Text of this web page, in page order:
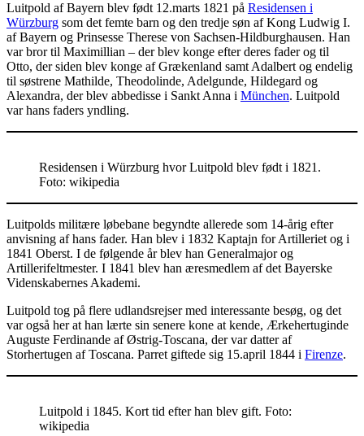
Luitpold af Bayern blev født 12.marts 1821 på Residensen i
Würzburg som det femte barn og den tredje søn af Kong Ludwig I.
af Bayern og Prinsesse Therese von Sachsen-Hildburghausen. Han
var bror til Maximillian – der blev konge efter deres fader og til
Otto, der siden blev konge af Grækenland samt Adalbert og endelig
til søstrene Mathilde, Theodolinde, Adelgunde, Hildegard og
Alexandra, der blev abbedisse i Sankt Anna i München. Luitpold
var hans faders yndling.
Residensen i Würzburg hvor Luitpold blev født i 1821.
Foto: wikipedia
Luitpolds militære løbebane begyndte allerede som 14-årig efter
anvisning af hans fader. Han blev i 1832 Kaptajn for Artilleriet og i
1841 Oberst. I de følgende år blev han Generalmajor og
Artillerifeltmester. I 1841 blev han æresmedlem af det Bayerske
Videnskabernes Akademi.
Luitpold tog på flere udlandsrejser med interessante besøg, og det
var også her at han lærte sin senere kone at kende, Ærkehertuginde
Auguste Ferdinande af Østrig-Toscana, der var datter af
Storhertugen af Toscana. Parret giftede sig 15.april 1844 i Firenze.
Luitpold i 1845. Kort tid efter han blev gift. Foto:
wikipedia